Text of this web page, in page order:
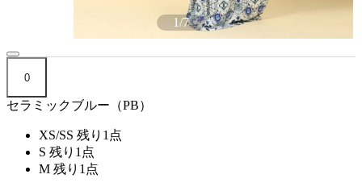
1/7
0
セラミックブルー（PB）
XS/SS 残り1点
S 残り1点
M 残り1点